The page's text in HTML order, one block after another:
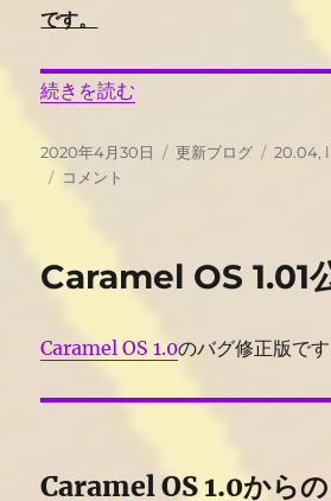
です。
“Upper Linux Xfce 20.04公開” の
続きを読む
投
稿
2020年4月30日
カ
更新ブログ
タ
20.04,
Upper
公
コメント
Caramel OS 1.01
Caramel OS 1.0のバグ修正版です
Caramel OS 1.0から